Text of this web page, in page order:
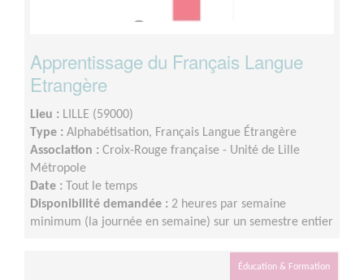
Apprentissage du Français Langue
Etrangère
Lieu : LILLE (59000)
Type : Alphabétisation, Français Langue Étrangère
Association : Croix-Rouge française - Unité de Lille
Métropole
Date : Tout le temps
Disponibilité demandée : 2 heures par semaine
minimum (la journée en semaine) sur un semestre entier
Éducation & Formation